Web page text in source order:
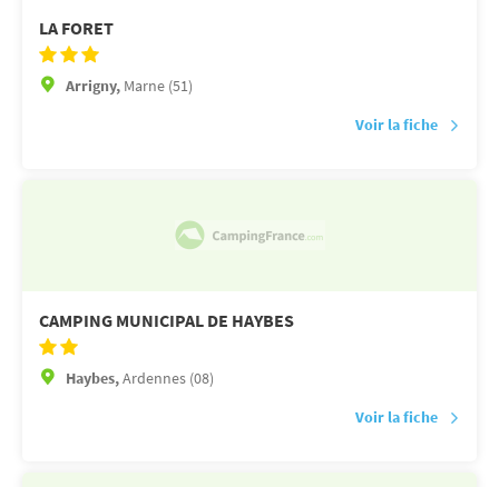
LA FORET
Arrigny, Marne (51)
Voir la fiche
CAMPING MUNICIPAL DE HAYBES
Haybes,Ardennes (08)
Voir la fiche